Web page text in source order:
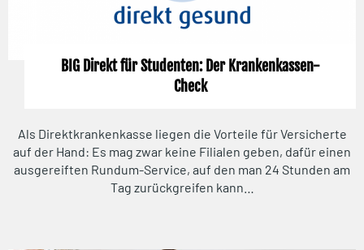
BIG Direkt für Studenten: Der Krankenkassen-
Check
Als Direktkrankenkasse liegen die Vorteile für Versicherte
auf der Hand: Es mag zwar keine Filialen geben, dafür einen
ausgereiften Rundum-Service, auf den man 24 Stunden am
Tag zurückgreifen kann…